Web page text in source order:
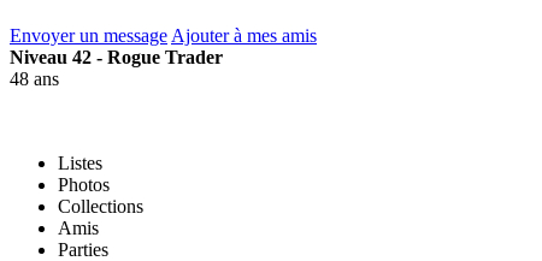
Envoyer un message Ajouter à mes amis
Niveau 42 - Rogue Trader
48 ans
Listes
Photos
Collections
Amis
Parties